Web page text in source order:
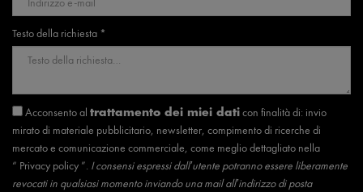
Testo della richiesta *
Acconsento al trattamento dei miei dati con finalità di: invio
mirato di materiale pubblicitario, newsletter, compimento di ricerche di
mercato e comunicazione commerciale, come meglio dettagliato nella
“ Privacy policy ”. I consensi espressi dall’utente potranno essere liberamente
revocati in qualsiasi momento inviando una mail all’indirizzo di posta